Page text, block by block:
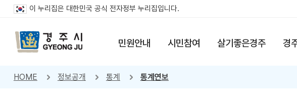
이 누리집은 대한민국 공식 전자정부 누리집입니다.
민원안내 시민참여 살기좋은경주 경
HOME 정보공개 통계 통계연보